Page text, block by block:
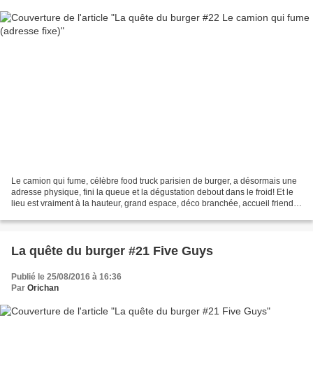
Le camion qui fume, célèbre food truck parisien de burger, a désormais une
adresse physique, fini la queue et la dégustation debout dans le froid! Et le
lieu est vraiment à la hauteur, grand espace, déco branchée, accueil friendly
La quête du burger #21 Five Guys
Publié le 25/08/2016 à 16:36
Par Orichan